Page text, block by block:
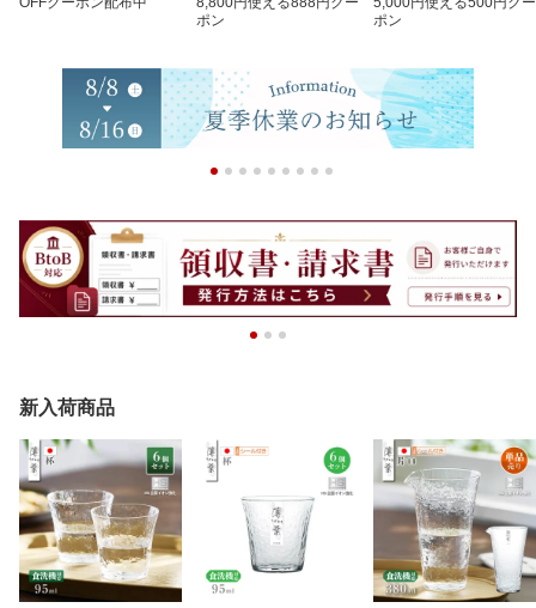
ポン
ポン
新入荷商品